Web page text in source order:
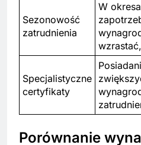
Sezonowość
zatrudnienia
W
Specjalistyczne
certyfikaty
Porównanie